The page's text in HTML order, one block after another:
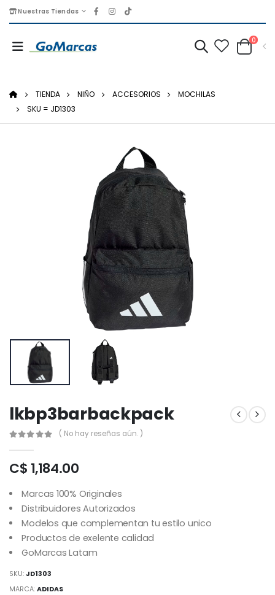
Nuestras Tiendas
0
TIENDA NIÑO ACCESORIOS
MOCHILAS
SKU = JD1303
lkbp3barbackpack
( No hay reseñas aún. )
C$ 1,184.00
Marcas 100% Originales
Distribuidores Autorizados
Modelos que complementan tu estilo unico
Productos de exelente calidad
GoMarcas Latam
SKU:JD1303
MARCA:ADIDAS